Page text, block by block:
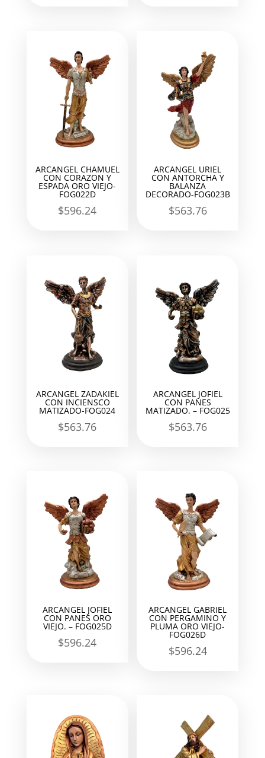
ARCANGEL CHAMUEL
CON CORAZON Y
ESPADA ORO VIEJO-
FOG022D
$596.24
ARCANGEL URIEL
CON ANTORCHA Y
BALANZA
DECORADO-FOG023B
$563.76
ARCANGEL ZADAKIEL
CON INCIENSCO
MATIZADO-FOG024
$563.76
ARCANGEL JOFIEL
CON PANES
MATIZADO. – FOG025
$563.76
ARCANGEL JOFIEL
CON PANES ORO
VIEJO. – FOG025D
$596.24
ARCANGEL GABRIEL
CON PERGAMINO Y
PLUMA ORO VIEJO-
FOG026D
$596.24